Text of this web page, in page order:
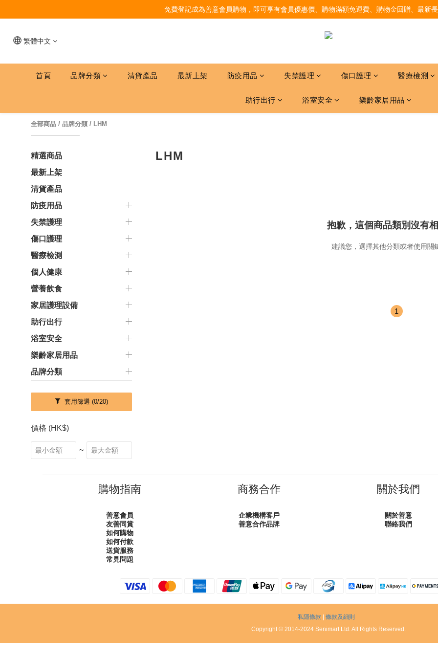
免費登記成為善意會員購物，即可享有會員優惠價、購物滿額免運費、購物金回贈、最新
繁體中文
首頁 品牌分類 清貨產品 最新上架 防疫用品 失禁護理 傷口護理 醫療檢測
助行出行 浴室安全 樂齡家居用品
全部商品 / 品牌分類 / LHM
精選商品
最新上架
清貨產品
防疫用品
失禁護理
傷口護理
醫療檢測
個人健康
營養飲食
家居護理設備
助行出行
浴室安全
樂齡家居用品
品牌分類
套用篩選 (0/20)
價格 (HK$)
~
LHM
抱歉，這個商品類別沒有
建議您，選擇其他分類或者使用關
1
購物指南
善意會員
友善同賞
如何購物
如何付款
送貨服務
常見問題
商務合作
企業機構客戶
善意合作品牌
關於我們
關於善意
聯絡我們
私隱條款
條款及細則
Copyright © 2014-2024 Senimart Ltd. All Rights Reserved.